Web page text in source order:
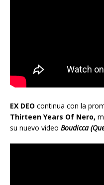
EX DEO continua con la
Thirteen Years Of Nero,
su nuevo video Boudicca